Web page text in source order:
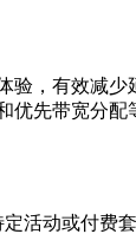
，有效减
先带宽分
活动或付